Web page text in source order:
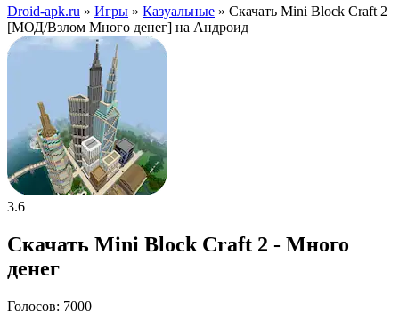
Droid-apk.ru » Игры » Казуальные » Скачать Mini Block Craft 2
[МОД/Взлом Много денег] на Андроид
3.6
Скачать Mini Block Craft 2 - Много
денег
Голосов: 7000